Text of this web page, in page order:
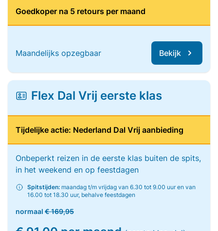
Goedkoper na 5 retours per maand
Maandelijks opzegbaar Bekijk
Flex Dal Vrij eerste klas
Tijdelijke actie: Nederland Dal Vrij aanbieding
Onbeperkt reizen in de eerste klas buiten de spits,
in het weekend en op feestdagen
Spitstijden: maandag t/m vrijdag van 6.30 tot 9.00 uur en van
16.00 tot 18.30 uur, behalve feestdagen
normaal € 169,95